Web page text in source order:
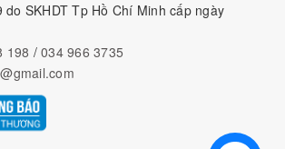
do SKHDT Tp Hồ Chí Minh cấp ngày
198 / 034 966 3735